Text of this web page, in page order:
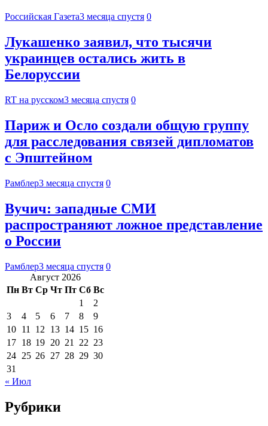
Российская Газета3 месяца спустя 0
Лукашенко заявил, что тысячи
украинцев остались жить в
Белоруссии
RT на русском3 месяца спустя 0
Париж и Осло создали общую группу
для расследования связей дипломатов
с Эпштейном
Рамблер3 месяца спустя 0
Вучич: западные СМИ
распространяют ложное представление
о России
Рамблер3 месяца спустя 0
Август 2026
Пн Вт Ср Чт Пт Сб Вс
1
2
3
4 5 6 7 8
9
10 11 12 13 14 15 16
17 18 19 20 21 22 23
24 25 26 27 28 29 30
31
« Июл
Рубрики